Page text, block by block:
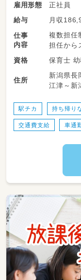
雇用形態
正社員
給与
月収
仕事
内容
複数担任
担任から
ご希望す
ださい♪
になりま
・遊びの
・食事の
ご希望の
〇保育
こと・主
を保育に
・体育
る野外
資格
住所
新潟県長岡市
江津～新
駅チカ 持ち帰り
交通費支給 車通